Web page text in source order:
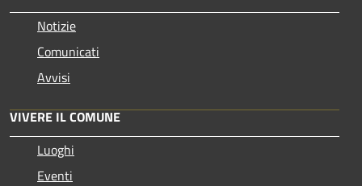
Notizie
Comunicati
Avvisi
VIVERE IL COMUNE
Luoghi
Eventi